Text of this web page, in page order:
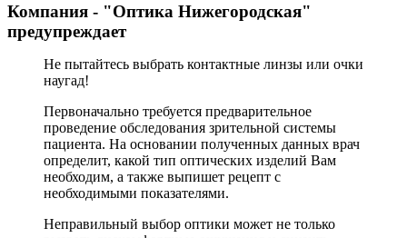
Компания - "Оптика Нижегородская"
предупреждает
Не пытайтесь выбрать контактные линзы или очки
наугад!
Первоначально требуется предварительное
проведение обследования зрительной системы
пациента. На основании полученных данных врач
определит, какой тип оптических изделий Вам
необходим, а также выпишет рецепт с
необходимыми показателями.
Неправильный выбор оптики может не только